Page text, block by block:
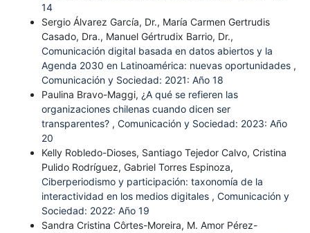
14
Sergio Álvarez García, Dr., María Carmen Gertrudis
Casado, Dra., Manuel Gértrudix Barrio, Dr.,
Comunicación digital basada en datos abiertos y la
Agenda 2030 en Latinoamérica: nuevas oportunidades ,
Comunicación y Sociedad: 2021: Año 18
Paulina Bravo-Maggi, ¿A qué se refieren las
organizaciones chilenas cuando dicen ser
transparentes? , Comunicación y Sociedad: 2023: Año
20
Kelly Robledo-Dioses, Santiago Tejedor Calvo, Cristina
Pulido Rodríguez, Gabriel Torres Espinoza,
Ciberperiodismo y participación: taxonomía de la
interactividad en los medios digitales , Comunicación y
Sociedad: 2022: Año 19
Sandra Cristina Côrtes-Moreira, M. Amor Pérez-